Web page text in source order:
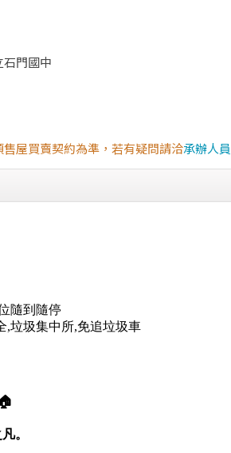
石門國中
屋買賣契約為準，若有疑問請洽承辦人員